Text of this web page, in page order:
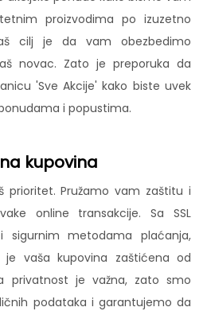
proizvodima po izuzetno
cilj je da vam obezbedimo
novac. Zato je preporuka da
'Sve Akcije' kako biste uvek
i popustima.
kupovina
prioritet. Pružamo vam zaštitu i
online transakcije. Sa SSL
sigurnim metodama plaćanja,
vaša kupovina zaštićena od
privatnost je važna, zato smo
podataka i garantujemo da